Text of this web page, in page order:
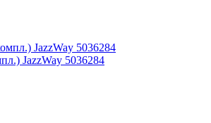
JazzWay 5036284